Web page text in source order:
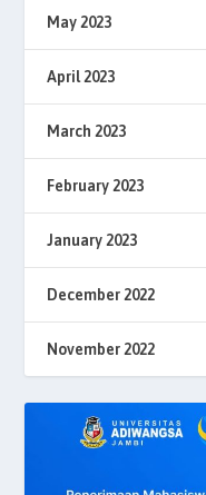
May 2023
April 2023
March 2023
February 2023
January 2023
December 2022
November 2022